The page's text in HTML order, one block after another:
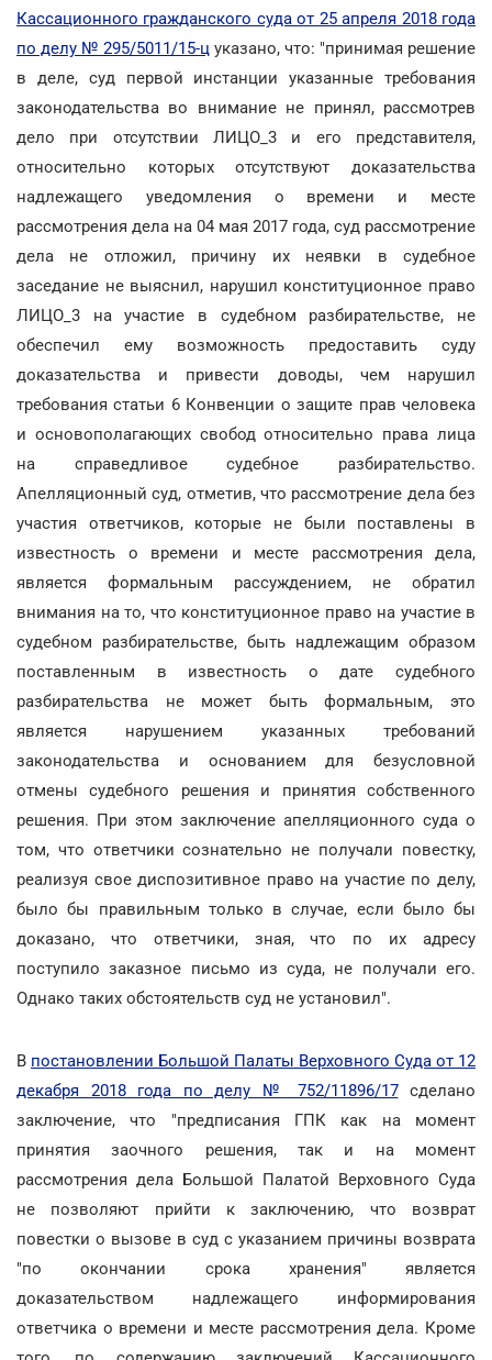
Кассационного гражданского суда от 25 апреля 2018 года
по делу № 295/5011/15-цуказано, что: "принимая решение
в деле, суд первой инстанции указанные требования
законодательства во внимание не принял, рассмотрев
дело при отсутствии ЛИЦО_3 и его представителя,
относительно которых отсутствуют доказательства
надлежащего уведомления о времени и месте
рассмотрения дела на 04 мая 2017 года, суд рассмотрение
дела не отложил, причину их неявки в судебное
заседание не выяснил, нарушил конституционное право
ЛИЦО_3 на участие в судебном разбирательстве, не
обеспечил ему возможность предоставить суду
доказательства и привести доводы, чем нарушил
требования статьи 6 Конвенции о защите прав человека
и основополагающих свобод относительно права лица
на справедливое судебное разбирательство.
Апелляционный суд, отметив, что рассмотрение дела без
участия ответчиков, которые не были поставлены в
известность о времени и месте рассмотрения дела,
является формальным рассуждением, не обратил
внимания на то, что конституционное право на участие в
судебном разбирательстве, быть надлежащим образом
поставленным в известность о дате судебного
разбирательства не может быть формальным, это
является нарушением указанных требований
законодательства и основанием для безусловной
отмены судебного решения и принятия собственного
решения. При этом заключение апелляционного суда о
том, что ответчики сознательно не получали повестку,
реализуя свое диспозитивное право на участие по делу,
было бы правильным только в случае, если было бы
доказано, что ответчики, зная, что по их адресу
поступило заказное письмо из суда, не получали его.
Однако таких обстоятельств суд не установил".
В постановлении Большой Палаты Верховного Суда от 12
декабря 2018 года по делу № 752/11896/17сделано
заключение, что "предписания ГПК как на момент
принятия заочного решения, так и на момент
рассмотрения дела Большой Палатой Верховного Суда
не позволяют прийти к заключению, что возврат
повестки о вызове в суд с указанием причины возврата
"по окончании срока хранения" является
доказательством надлежащего информирования
ответчика о времени и месте рассмотрения дела. Кроме